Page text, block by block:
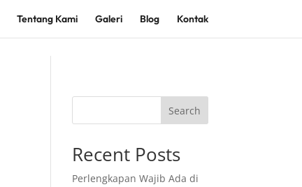
Tentang Kami Galeri Blog Kontak
Search
Recent Posts
Perlengkapan Wajib Ada di